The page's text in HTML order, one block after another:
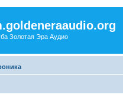
Золотая Эра Аудио